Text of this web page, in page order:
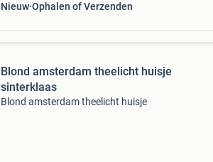
Nieuw Ophalen of Verzenden
Blond amsterdam theelicht huisje
sinterklaas
Blond amsterdam theelicht huisje